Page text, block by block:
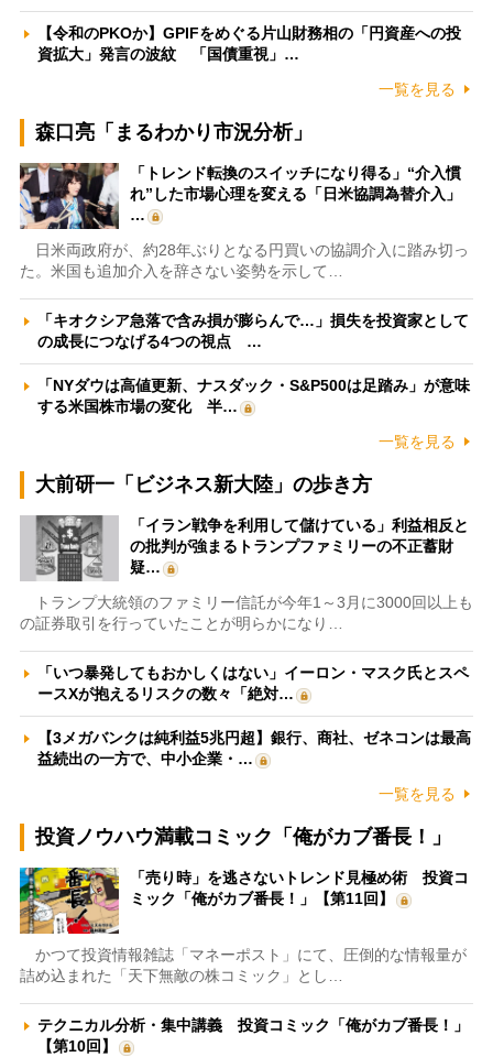
【令和のPKOか】GPIFをめぐる片山財務相の「円資産への投
資拡大」発言の波紋 「国債重視」…
一覧を見る
森口亮「まるわかり市況分析」
「トレンド転換のスイッチになり得る」“介入慣
れ”した市場心理を変える「日米協調為替介入」
…
日米両政府が、約28年ぶりとなる円買いの協調介入に踏み切っ
た。米国も追加介入を辞さない姿勢を示して…
「キオクシア急落で含み損が膨らんで…」損失を投資家として
の成長につなげる4つの視点 …
「NYダウは高値更新、ナスダック・S&P500は足踏み」が意味
する米国株市場の変化 半…
一覧を見る
大前研一「ビジネス新大陸」の歩き方
「イラン戦争を利用して儲けている」利益相反と
の批判が強まるトランプファミリーの不正蓄財
疑…
トランプ大統領のファミリー信託が今年1～3月に3000回以上も
の証券取引を行っていたことが明らかになり…
「いつ暴発してもおかしくはない」イーロン・マスク氏とスペ
ースXが抱えるリスクの数々「絶対…
【3メガバンクは純利益5兆円超】銀行、商社、ゼネコンは最高
益続出の一方で、中小企業・…
一覧を見る
投資ノウハウ満載コミック「俺がカブ番長！」
「売り時」を逃さないトレンド見極め術 投資コ
ミック「俺がカブ番長！」【第11回】
かつて投資情報雑誌「マネーポスト」にて、圧倒的な情報量が
詰め込まれた「天下無敵の株コミック」とし…
テクニカル分析・集中講義 投資コミック「俺がカブ番長！」
【第10回】